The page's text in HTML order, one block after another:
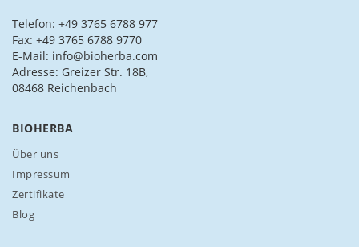
s
i
c
h
f
u
n
r
e
Telefon: +49 3765 6788 977
Fax: +49 3765 6788 9770
E-Mail: info@bioherba.com
Adresse: Greizer Str. 18B,
08468 Reichenbach
BIOHERBA
Über uns
Impressum
Zertifikate
Blog